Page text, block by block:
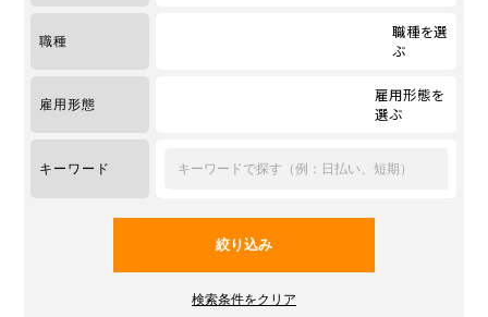
職種
職種を選
ぶ
雇用形態
雇用形態を
選ぶ
キーワード